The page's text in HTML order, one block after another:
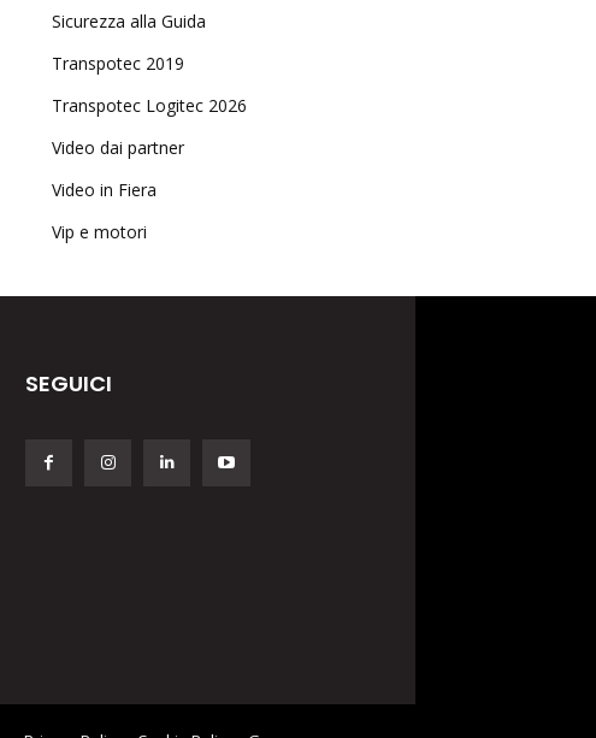
Sicurezza alla Guida
Transpotec 2019
Transpotec Logitec 2026
Video dai partner
Video in Fiera
Vip e motori
SEGUICI